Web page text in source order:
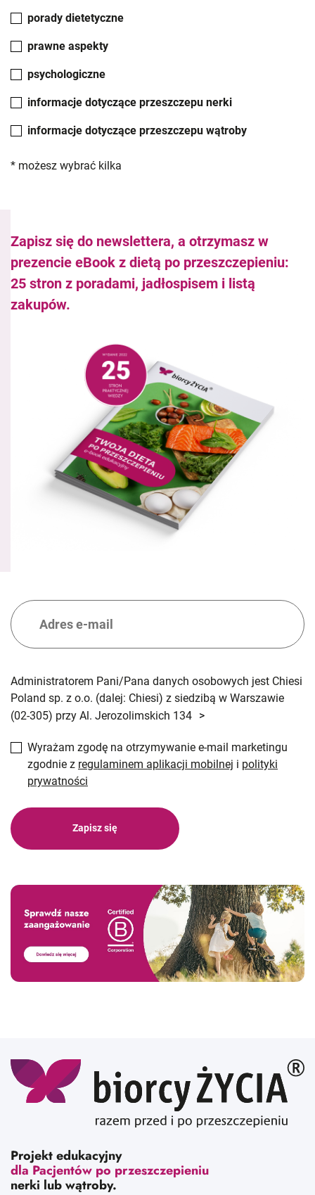
porady dietetyczne
prawne aspekty
psychologiczne
informacje dotyczące przeszczepu nerki
informacje dotyczące przeszczepu wątroby
* możesz wybrać kilka
Zapisz się do newslettera, a otrzymasz w
prezencie eBook z dietą po przeszczepieniu:
25 stron z poradami, jadłospisem i listą
zakupów.
Administratorem Pani/Pana danych osobowych jest Chiesi
Poland sp. z o.o. (dalej: Chiesi) z siedzibą w Warszawie
(02-305) przy Al. Jerozolimskich 134 >
Wyrażam zgodę na otrzymywanie e-mail marketingu
zgodnie z regulaminem aplikacji mobilnej i polityki
prywatności
Zapisz się
Projekt edukacyjny
dla Pacjentów po przeszczepieniu
nerki lub wątroby.